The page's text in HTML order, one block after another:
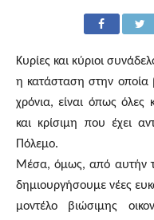
Κυρίες και κύριοι
η κατάσταση στην οποία
χρόνια, είναι όπως όλες
και κρίσιμη που έχει
Πόλεμο.
Μέσα, όμως, από αυτήν
δημιουργήσουμε νέες
μοντέλο βιώσιμης